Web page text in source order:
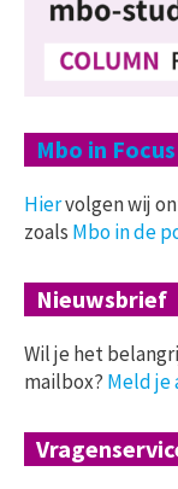
Mbo in Focus
Hiervolgen wij
zoals Mbo in de
Nieuwsbrief
Wil je het
mailbox? Meld je